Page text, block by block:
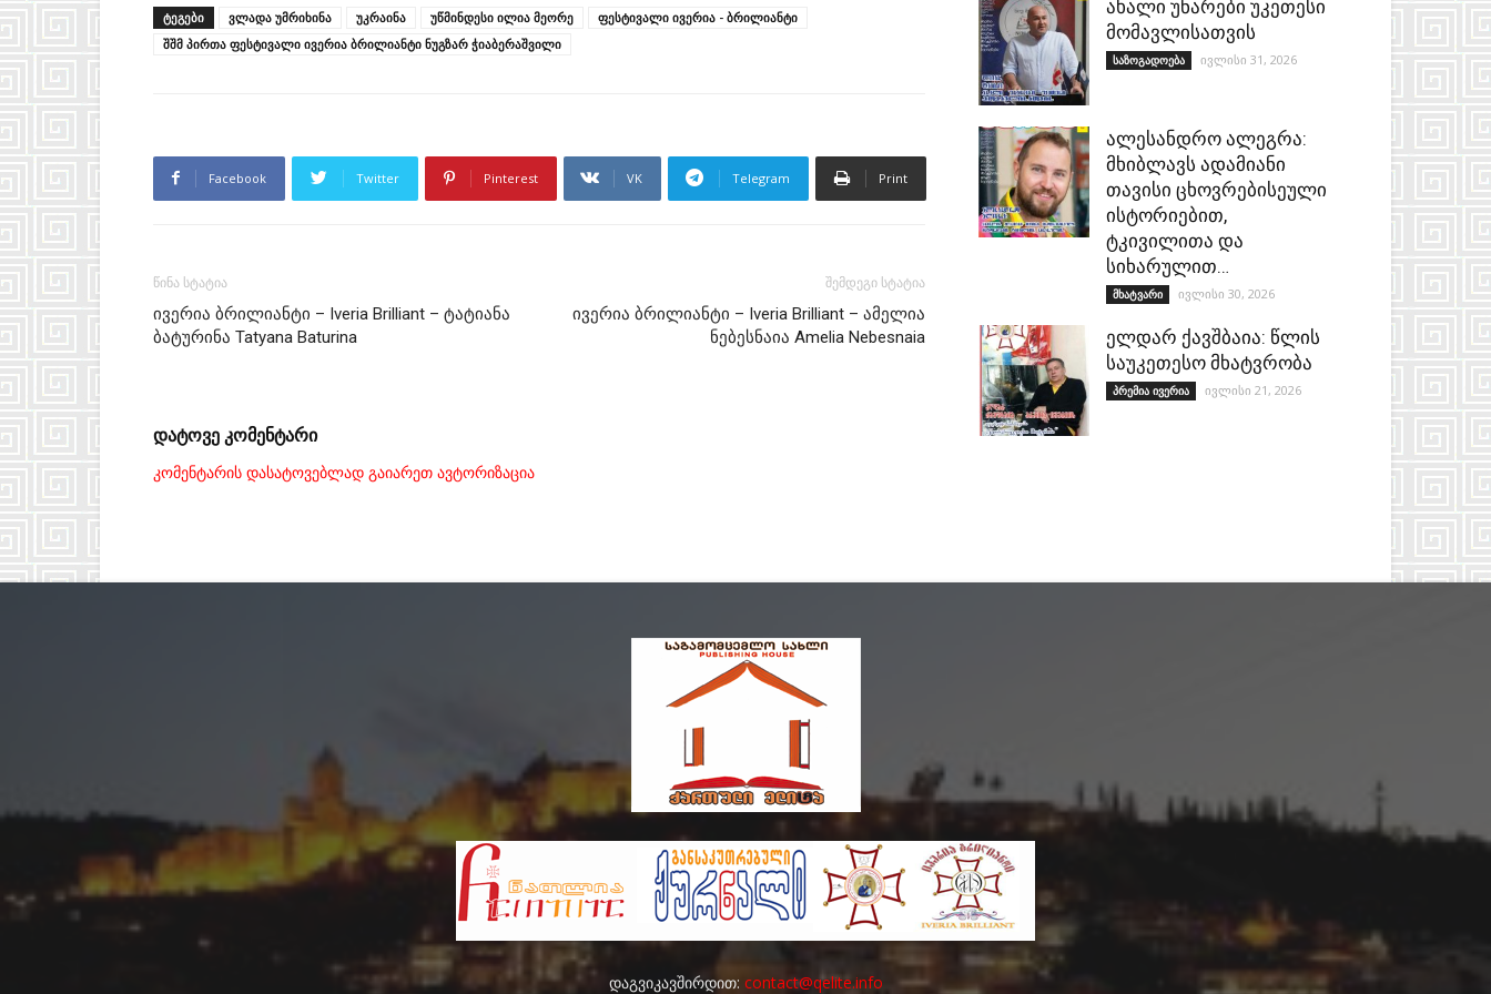
ᲢᲔᲒᲔᲑᲘ ვლადა უმრიხინა უკრაინა უწმინდესი ილია მეორე
ფესტივალი ივერია - ბრილიანტი
შშმ პირთა ფესტივალი ივერია ბრილიანტი ნუგზარ ჭიაბერაშვილი
Facebook Twitter Pinterest VK Telegram Print
წინა სტატია
ივერია ბრილიანტი – Iveria Brilliant – ტატიანა
ბატურინა Tatyana Baturina
შემდეგი სტატია
ივერია ბრილიანტი – Iveria Brilliant – ამელია
ნებესნაია Amelia Nebesnaia
დატოვე კომენტარი
კომენტარის დასატოვებლად გაიარეთ ავტორიზაცია
ახალი უნარები უკეთესი
მომავლისათვის
საზოგადოება ივლისი 31, 2026
ალესანდრო ალეგრა:
მხიბლავს ადამიანი
თავისი ცხოვრებისეული
ისტორიებით,
ტკივილითა და
სიხარულით…
მხატვარი ივლისი 30, 2026
ელდარ ქავშბაია: წლის
საუკეთესო მხატვრობა
პრემია ივერია ივლისი 21, 2026
დაგვიკავშირდით: contact@qelite.info